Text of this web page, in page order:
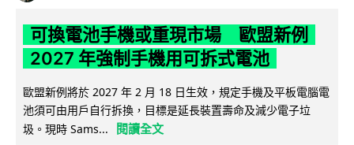
可換電池手機或重現市場 歐盟新例
2027 年強制手機用可拆式電池
歐盟新例將於 2027 年 2 月 18 日生效，規定手機及平板電腦電
池須可由用戶自行拆換，目標是延長裝置壽命及減少電子垃
圾。現時 Sams...
閱讀全文